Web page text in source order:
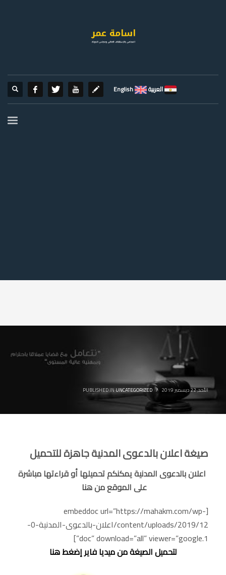
العربية English
الأحد, 22 ديسمبر 2019 /
PUBLISHED INUNCATEGORIZED
صيغة اعلان بالدعوى المدنية جاهزة للتحميل
اعلان بالدعوى المدنية يمكنكم تحميلها أو قراءتها مباشرة
على الموقع من هنا
[embeddoc url=”https://mahakm.com/wp-
content/uploads/2019/12/اعلان-بالدعوى-المدنية-0-
1.doc” download=”all” viewer=”google”]
لتحميل الصيغة من ميديا فاير إضغط هنا